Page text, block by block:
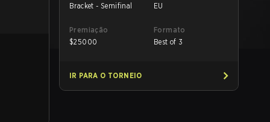
Bracket - Semifinal
EU
Premiação
$25000
Formato
Best of 3
IR PARA O TORNEIO